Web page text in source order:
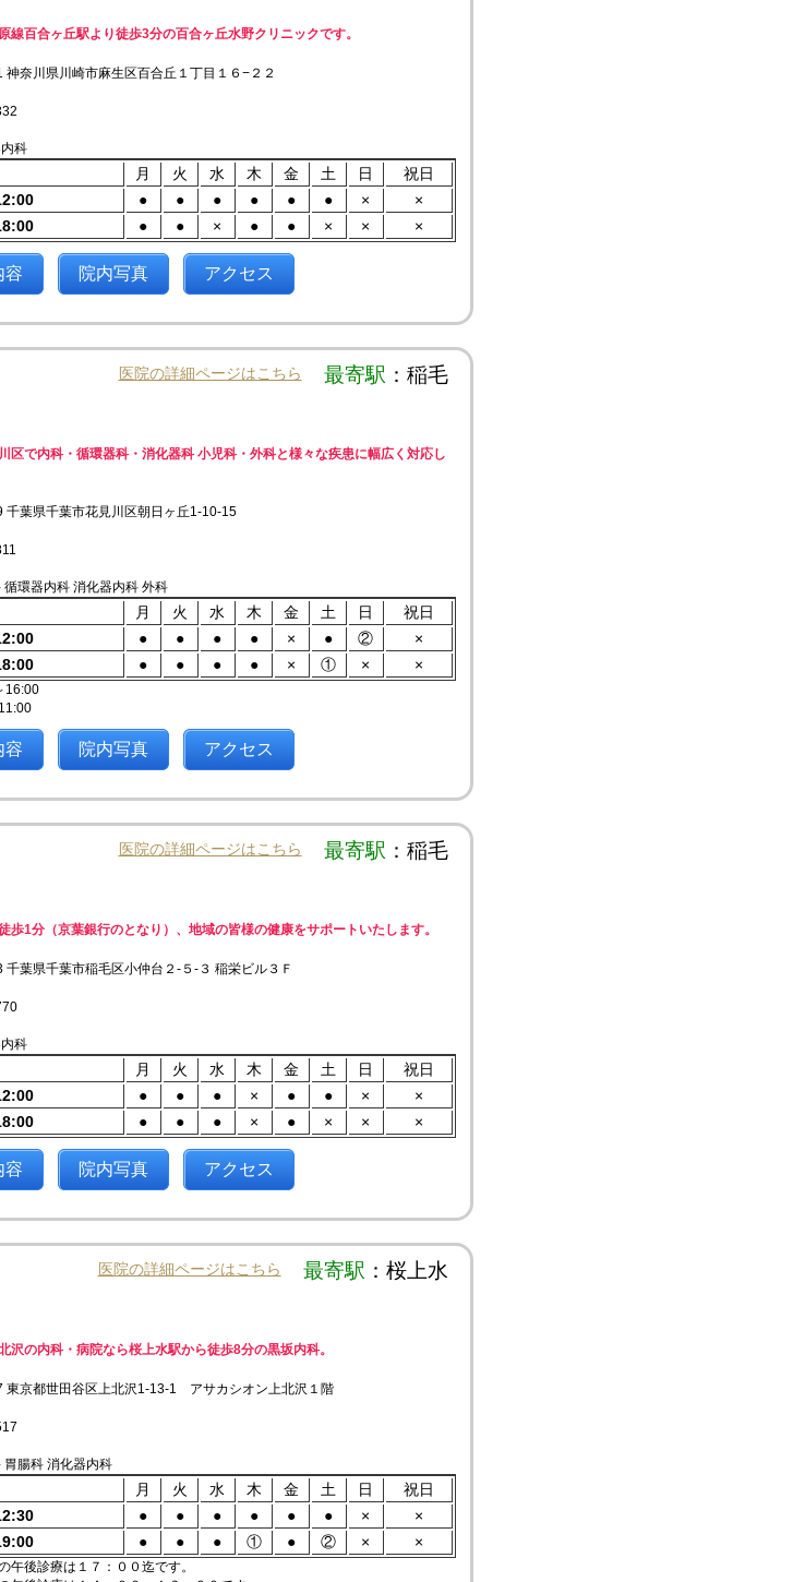
線百合ヶ丘駅より徒歩3分の百合ヶ丘水野クリニックです。
神奈川県川崎市麻生区百合丘１丁目１６−２２
科
月 火 水 木 金 土 日
祝日
● ● ● ● ● ● ×
×
● ● × ● ● × × ×
容 院内写真 アクセス
最寄駅 ：稲毛
医院の詳細ページはこちら
区で内科・循環器科・消化器科 小児科・外科と様々な疾患に幅広く対応し
千葉県千葉市花見川区朝日ヶ丘1-10-15
循環器内科 消化器内科 外科
月 火 水 木 金 土 日
祝日
● ● ● ● × ● ②
×
● ● ● ● × ① × ×
16:00
容 院内写真 アクセス
最寄駅 ：稲毛
医院の詳細ページはこちら
歩1分（京葉銀行のとなり）、地域の皆様の健康をサポートいたします。
千葉県千葉市稲毛区小仲台２-５-３ 稲栄ビル３Ｆ
科
月 火 水 木 金 土 日
祝日
● ● ● × ● ● ×
×
● ● ● × ● × × ×
容 院内写真 アクセス
最寄駅 ：桜上水
医院の詳細ページはこちら
沢の内科・病院なら桜上水駅から徒歩8分の黒坂内科。
東京都世田谷区上北沢1-13-1 アサカシオン上北沢１階
胃腸科 消化器内科
月 火 水 木 金 土 日
祝日
● ● ● ● ● ● ×
×
● ● ● ① ● ② × ×
午後診療は１７：００迄です。